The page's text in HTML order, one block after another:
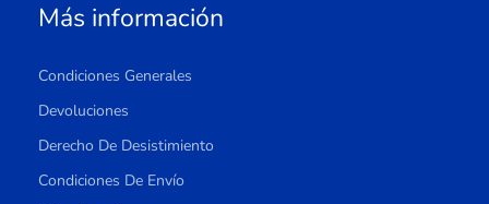
Más información
Condiciones Generales
Devoluciones
Derecho De Desistimiento
Condiciones De Envío